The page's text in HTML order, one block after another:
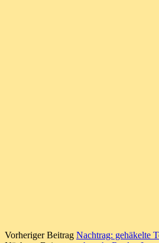
Vorheriger Beitrag Nachtrag: gehäkelte